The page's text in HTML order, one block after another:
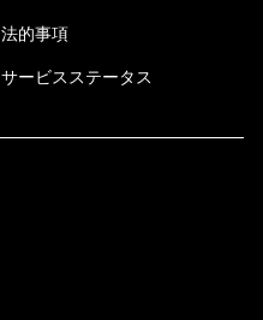
法的事項
サービスステータス